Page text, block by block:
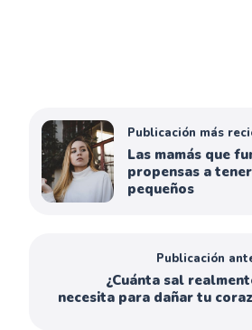
Publicación más
Las mamás que
propensas a
pequeños
Publicación
¿Cuánta sal
necesita para dañar tu